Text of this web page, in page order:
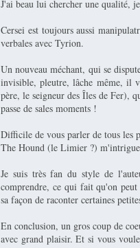
J'ai beau lui chercher une qualité,
Cersei est toujours aussi
verbales avec Tyrion.
Un nouveau méchant, qui se
invisible, pleutre, lâche même, il
père, le seigneur des Îles de Fer),
passe de sales moments !
Difficile de vous parler de tous les
The Hound (le Limier ?)
Je suis très fan du style de
comprendre, ce qui fait qu'on
sa façon de raconter certaines
En conclusion, un gros coup de
avec grand plaisir. Et si vous